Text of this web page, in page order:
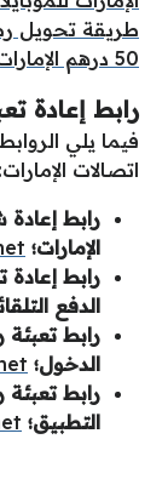
طريقة تحويل
50 درهم الإمارات
رابط إعادة
فيما يلي
اتصالات الإمارات:
رابط
الإمارات؛
رابط إعادة
الدفع
رابط
الدخول؛
رابط تعبئة
التطبيق؛